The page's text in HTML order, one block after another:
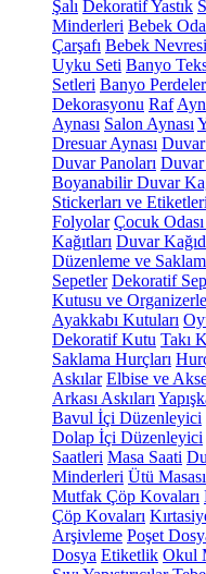
Şalı Dekoratif Yastık
Minderleri Bebek
Çarşafı Bebek
Uyku Seti Banyo
Setleri Banyo
Dekorasyonu Raf
Aynası Salon Aynası
Dresuar Aynası Duvar
Duvar Panoları Duvar
Boyanabilir Duvar
Stickerları ve Etiketleri
Folyolar Çocuk
Kağıtları Duvar Kağıdı
Düzenleme ve
Sepetler Dekoratif
Kutusu ve
Ayakkabı Kutuları
Dekoratif Kutu Takı
Saklama Hurçları
Askılar Elbise ve
Arkası Askıları
Bavul İçi Düzenleyici
Dolap İçi Düzenleyici
Saatleri Masa Saati
Minderleri Ütü Masası
Mutfak Çöp Kovaları
Çöp Kovaları
Arşivleme Poşet
Dosya Etiketlik Okul